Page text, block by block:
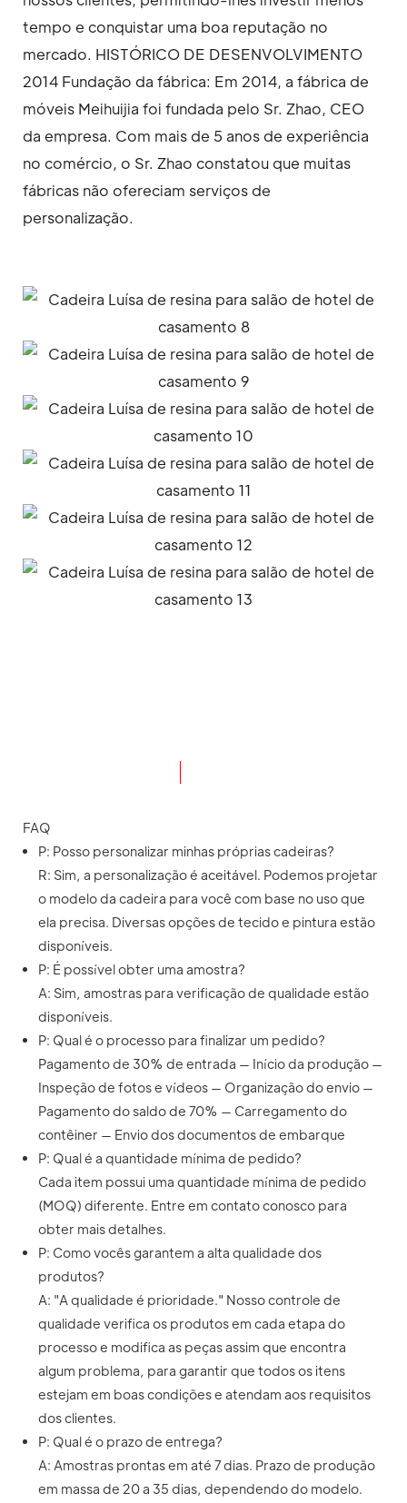
tempo e conquistar uma boa reputação no
mercado. HISTÓRICO DE DESENVOLVIMENTO
2014 Fundação da fábrica: Em 2014, a fábrica de
móveis Meihuijia foi fundada pelo Sr. Zhao, CEO
da empresa. Com mais de 5 anos de experiência
no comércio, o Sr. Zhao constatou que muitas
fábricas não ofereciam serviços de
personalização.
FAQ
P: Posso personalizar minhas próprias cadeiras?
R: Sim, a personalização é aceitável. Podemos projetar
o modelo da cadeira para você com base no uso que
ela precisa. Diversas opções de tecido e pintura estão
disponíveis.
P: É possível obter uma amostra?
A: Sim, amostras para verificação de qualidade estão
disponíveis.
P: Qual é o processo para finalizar um pedido?
Pagamento de 30% de entrada — Início da produção —
Inspeção de fotos e vídeos — Organização do envio —
Pagamento do saldo de 70% — Carregamento do
contêiner — Envio dos documentos de embarque
P: Qual é a quantidade mínima de pedido?
Cada item possui uma quantidade mínima de pedido
(MOQ) diferente. Entre em contato conosco para
obter mais detalhes.
P: Como vocês garantem a alta qualidade dos
produtos?
A: "A qualidade é prioridade." Nosso controle de
qualidade verifica os produtos em cada etapa do
processo e modifica as peças assim que encontra
algum problema, para garantir que todos os itens
estejam em boas condições e atendam aos requisitos
dos clientes.
P: Qual é o prazo de entrega?
A: Amostras prontas em até 7 dias. Prazo de produção
em massa de 20 a 35 dias, dependendo do modelo.